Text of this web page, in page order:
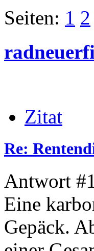
Seiten: 1 2
Zitat
Re:
Antwort
Eine
Gepäck.